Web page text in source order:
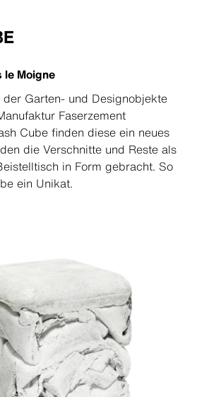
le Moigne
Garten- und Designobjekte
Faserzement
Cube finden diese ein neues
die Verschnitte und Reste als
in Form gebracht. So
ein Unikat.